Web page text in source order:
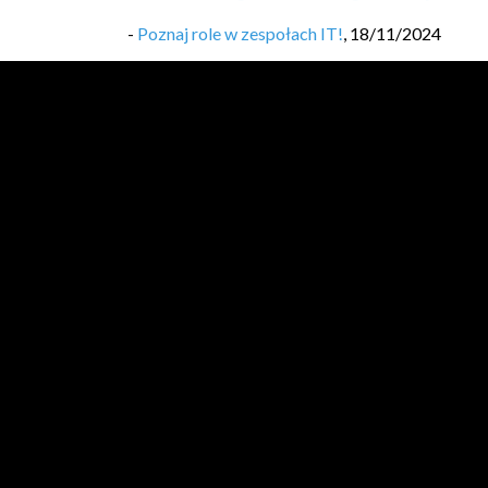
- Poznaj role w zespołach IT!, 18/11/2024